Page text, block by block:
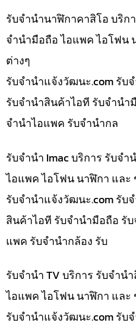
รับจำนำนาฬิกาคาสิโอ บริก
จำนำมือถือ ไอแพค ไอโฟน
ต่างๆ
รับจํานําแจ้งวัฒนะ.com รับ
รับจำนำสินค้าไอที รับจำน
จำนำไอแพค รับจำนำกล
รับจำนำ Imac บริการ รับจ
ไอแพค ไอโฟน นาฬิกา และ
รับจํานําแจ้งวัฒนะ.com รับ
สินค้าไอที รับจำนำมือถือ รั
แพค รับจำนำกล้อง รับ
รับจำนำ TV บริการ รับจำน
ไอแพค ไอโฟน นาฬิกา และ
รับจํานําแจ้งวัฒนะ.com รับ